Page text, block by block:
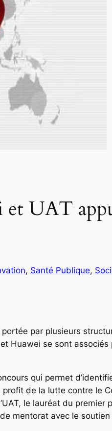
UAT
, Santé Publique,
par plusieurs
Huawei se sont
qui permet
de la lutte contre le
le lauréat du
mentorat avec le